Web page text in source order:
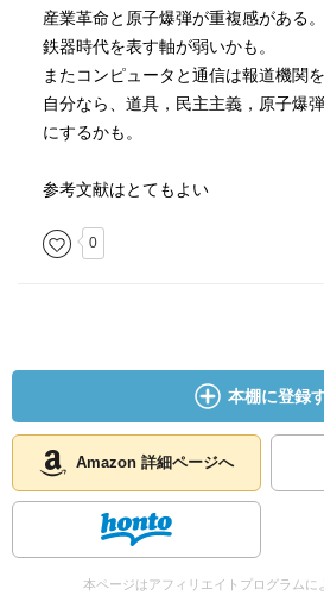
産業革命と原子爆弾が重複感がある。
鉄器時代を表す軸が弱いかも。
またコンピュータと通信は報道機関
自分なら、道具，民主主義，原子爆
にするかも。
参考文献はとてもよい
0
本棚に登録
Amazon 詳細ページへ
本ページはアフィリエイトプログラムに